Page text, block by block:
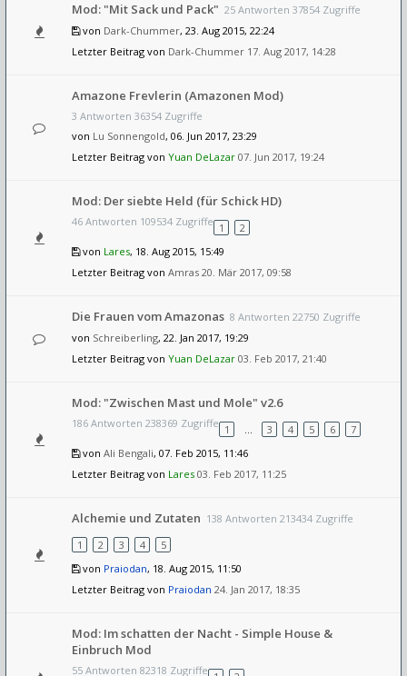
Mod: "Mit Sack und Pack" 25 Antworten 37854 Zugriffe
von Dark-Chummer, 23. Aug 2015, 22:24
Letzter Beitrag von Dark-Chummer 17. Aug 2017, 14:28
Amazone Frevlerin (Amazonen Mod)
3 Antworten 36354 Zugriffe
von Lu Sonnengold, 06. Jun 2017, 23:29
Letzter Beitrag von Yuan DeLazar 07. Jun 2017, 19:24
Mod: Der siebte Held (für Schick HD)
46 Antworten 109534 Zugriffe 1
2
von Lares, 18. Aug 2015, 15:49
Letzter Beitrag von Amras 20. Mär 2017, 09:58
Die Frauen vom Amazonas 8 Antworten 22750 Zugriffe
von Schreiberling, 22. Jan 2017, 19:29
Letzter Beitrag von Yuan DeLazar 03. Feb 2017, 21:40
Mod: "Zwischen Mast und Mole" v2.6
186 Antworten 238369 Zugriffe 1 … 3 4 5 6
7
von Ali Bengali, 07. Feb 2015, 11:46
Letzter Beitrag von Lares 03. Feb 2017, 11:25
Alchemie und Zutaten 138 Antworten 213434 Zugriffe
1
2 3 4
5
von Praiodan, 18. Aug 2015, 11:50
Letzter Beitrag von Praiodan 24. Jan 2017, 18:35
Mod: Im schatten der Nacht - Simple House &
Einbruch Mod
55 Antworten 82318 Zugriffe